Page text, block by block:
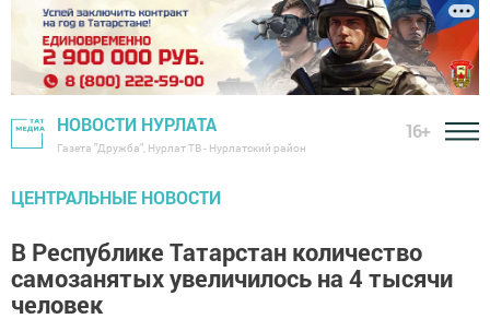
НОВОСТИ НУРЛАТА
Газета "Дружба", Нурлат ТВ - Нурлатский район
16+
ЦЕНТРАЛЬНЫЕ НОВОСТИ
В Республике Татарстан количество
самозанятых увеличилось на 4 тысячи
человек